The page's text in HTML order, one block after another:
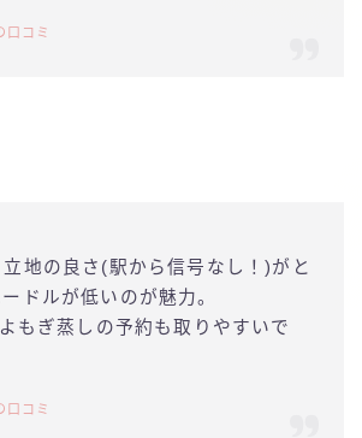
口コミ
地の良さ(駅から信号なし！)がと
ドルが低いのが魅力。
もぎ蒸しの予約も取りやすいで
口コミ